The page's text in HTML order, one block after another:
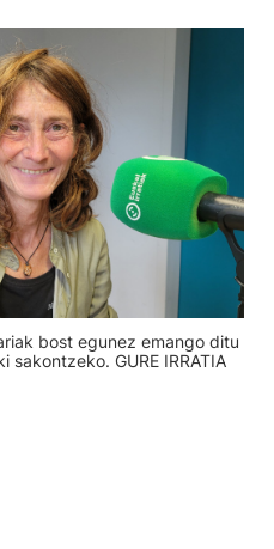
bost egunez emango ditu
GURE IRRATIA